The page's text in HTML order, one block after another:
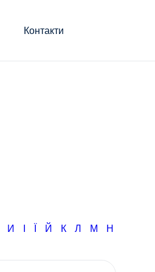
Контакти
И І Ї Й К Л М Н